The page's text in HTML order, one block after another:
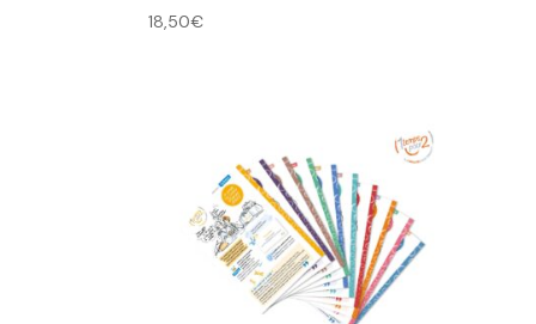
18,50€